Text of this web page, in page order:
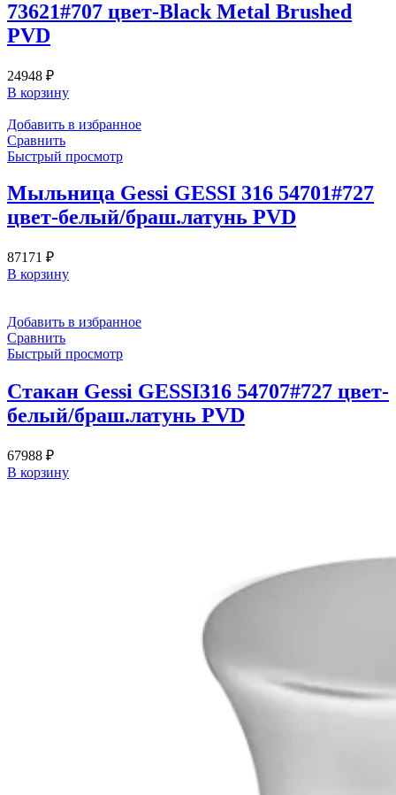
73621#707 цвет-Black Metal Brushed
PVD
24948 ₽
В корзину
Добавить в избранное
Сравнить
Быстрый просмотр
Мыльница Gessi GESSI 316 54701#727
цвет-белый/браш.латунь PVD
87171 ₽
В корзину
Добавить в избранное
Сравнить
Быстрый просмотр
Стакан Gessi GESSI316 54707#727 цвет-
белый/браш.латунь PVD
67988 ₽
В корзину